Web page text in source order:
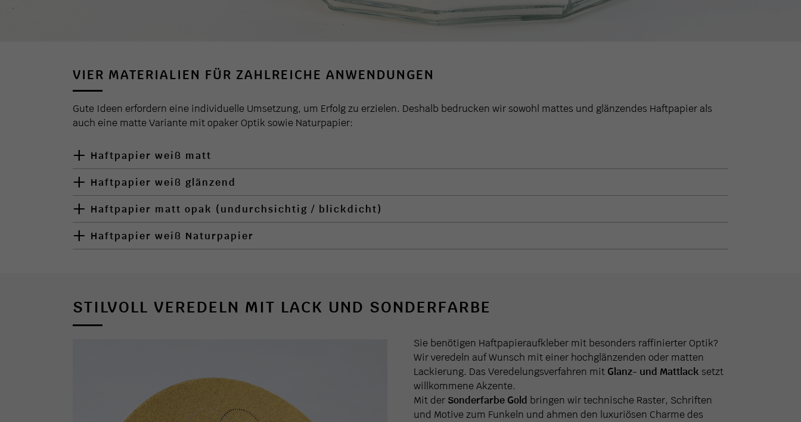
VIER MATERIALIEN FÜR ZAHLREICHE ANWENDUNGEN
Gute Ideen erfordern eine individuelle Umsetzung, um Erfolg zu erzielen. Deshalb bedrucken wir sowohl mattes und glänzendes Haftpapier als
auch eine matte Variante mit opaker Optik sowie Naturpapier:
Haftpapier weiß matt
Haftpapier weiß glänzend
Haftpapier matt opak (undurchsichtig / blickdicht)
Haftpapier weiß Naturpapier
STILVOLL VEREDELN MIT LACK UND SONDERFARBE
Sie benötigen Haftpapieraufkleber mit besonders raffinierter Optik?
Wir veredeln auf Wunsch mit einer hochglänzenden oder matten
Lackierung. Das Veredelungsverfahren mit Glanz- und Mattlack setzt
willkommene Akzente.
Mit der Sonderfarbe Gold bringen wir technische Raster, Schriften
und Motive zum Funkeln und ahmen den luxuriösen Charme des